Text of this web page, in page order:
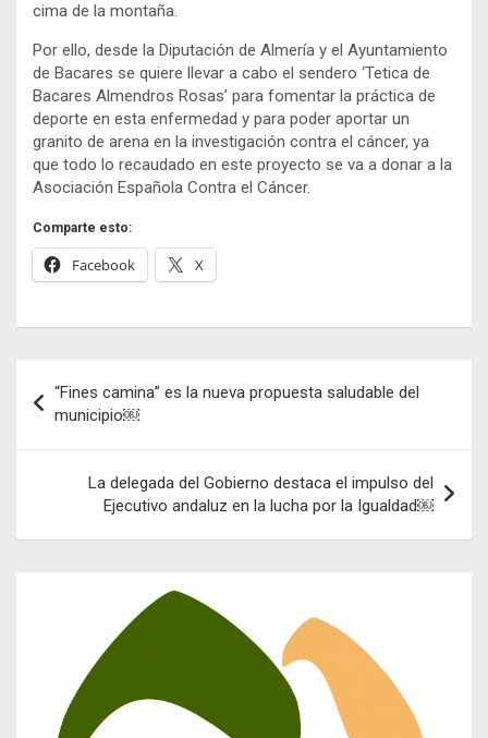
cima de la montaña.
Por ello, desde la Diputación de Almería y el Ayuntamiento
de Bacares se quiere llevar a cabo el sendero ‘Tetica de
Bacares Almendros Rosas’ para fomentar la práctica de
deporte en esta enfermedad y para poder aportar un
granito de arena en la investigación contra el cáncer, ya
que todo lo recaudado en este proyecto se va a donar a la
Asociación Española Contra el Cáncer.
Comparte esto:
Facebook X
de
entradas
“Fines camina” es la nueva propuesta saludable del
municipio￼
La delegada del Gobierno destaca el impulso del
Ejecutivo andaluz en la lucha por la Igualdad￼